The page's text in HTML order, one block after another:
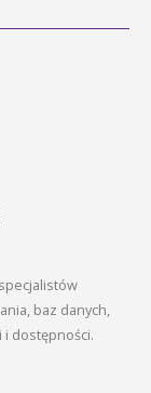
baz danych,
i dostępności.